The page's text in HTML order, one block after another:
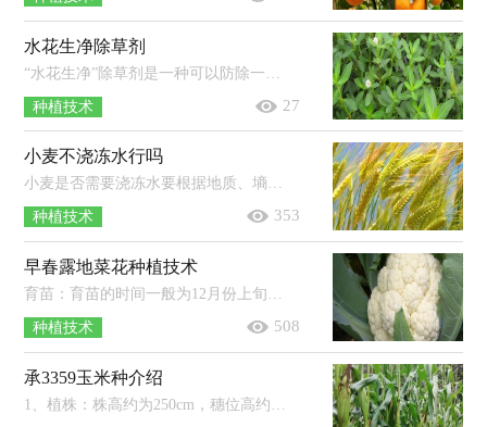
水花生净除草剂
种植技术 27
小麦不浇冻水行吗
小麦是否需要浇冻水要根据地质、墒情和苗情而定。如土壤悬空不实、整地质量差和缺墒的麦田必须进行冬灌；地力差、麦苗长势较差的麦...
种植技术 353
早春露地菜花种植技术
育苗：育苗的时间一般为12月份上旬至次年的1月份上旬，育苗工作可在日光温室内进行，也可以采用改良的阳畦来育苗。定植：当幼苗的年龄在7...
种植技术 508
承3359玉米种介绍
1、植株：株高约为250cm，穗位高约为100cm，果穗呈长筒型，穗长约为28cm，穗粗约为6.2cm，穗行数18-20行，穗轴为红色，籽粒为栗红色（中间型），千粒重...